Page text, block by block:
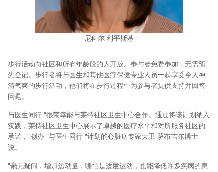
尼科尔-利平斯基
步行活动向社区和所有年龄段的人开放。参与者免费参加，无需预
先登记。步行者将与医生和其他医疗保健专业人员一起享受令人神
清气爽的步行活动，他们将在步行过程中为参与者提供支持并回答
问题。
与医生同行 "很荣幸能与莱特社区卫生中心合作。通过将该计划纳入
实践，莱特社区卫生中心展示了卓越的医疗水平和对所服务社区的
承诺，"创办 "与医生同行 "计划的心脏病专家大卫-萨布吉尔博士
说。
"毫无疑问，增加运动量，哪怕是适度运动，也能降低许多疾病的患